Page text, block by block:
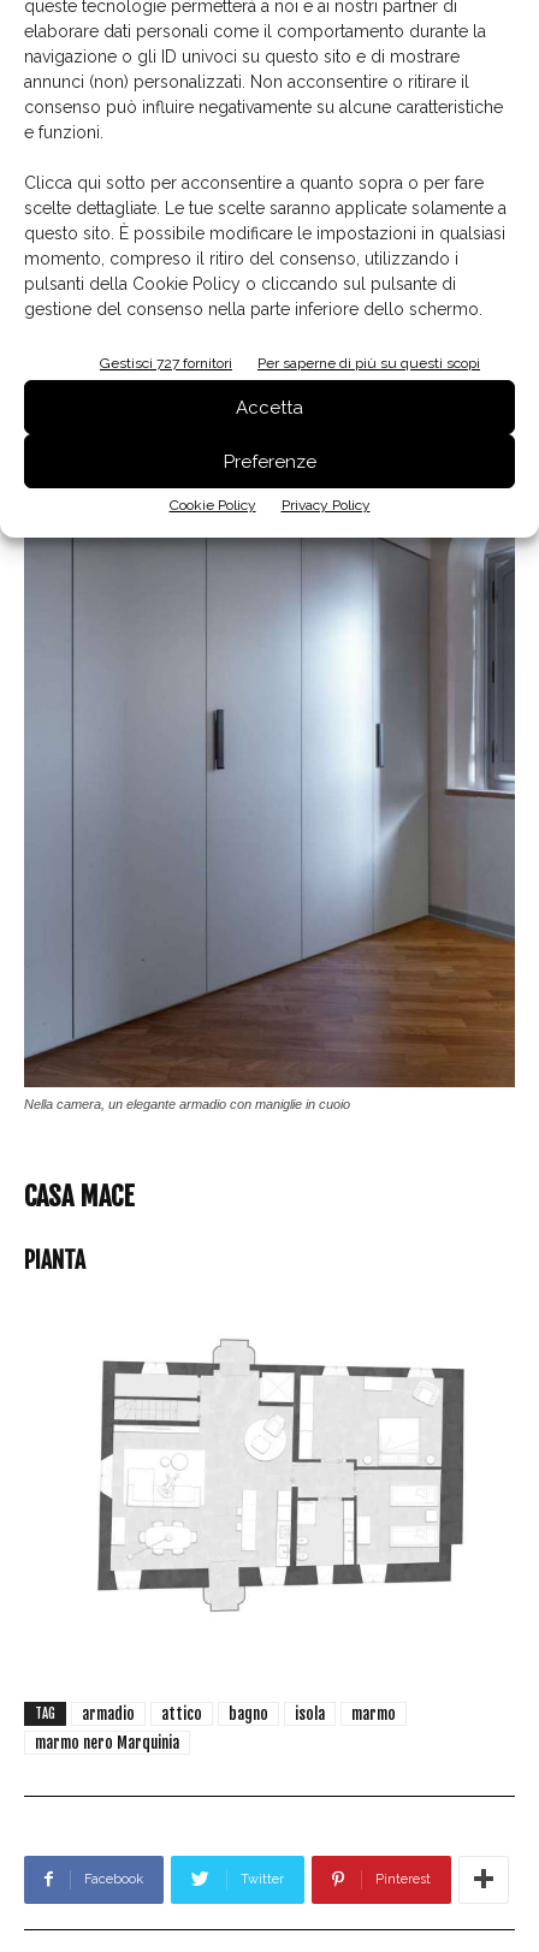
queste tecnologie permetterà a noi e ai nostri partner di
elaborare dati personali come il comportamento durante la
navigazione o gli ID univoci su questo sito e di mostrare
annunci (non) personalizzati. Non acconsentire o ritirare il
consenso può influire negativamente su alcune caratteristiche
e funzioni.
Clicca qui sotto per acconsentire a quanto sopra o per fare
scelte dettagliate. Le tue scelte saranno applicate solamente a
questo sito. È possibile modificare le impostazioni in qualsiasi
momento, compreso il ritiro del consenso, utilizzando i
pulsanti della Cookie Policy o cliccando sul pulsante di
gestione del consenso nella parte inferiore dello schermo.
Gestisci 727 fornitori Per saperne di più su questi scopi
Accetta
Preferenze
Cookie Policy Privacy Policy
Pezzo forte della camera da letto, l' armadio creato su
misura con maniglie verticali in cuoio, realizzato con
due finiture a contrasto: ante laccate e interni in rovere
affumicato. E con un tocco glamour.
Nella camera, un elegante armadio con maniglie in cuoio
CASA MACE
PIANTA
TAG armadio attico bagno isola
marmo
marmo nero Marquinia
Facebook Twitter Pinterest